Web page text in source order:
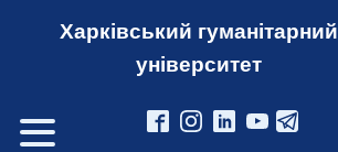
Харківський гуманітарний
університет